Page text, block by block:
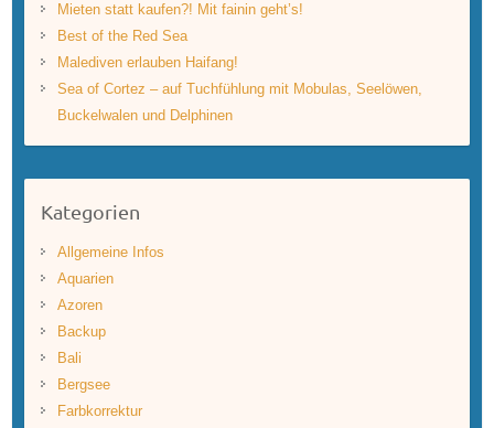
Mieten statt kaufen?! Mit fainin geht’s!
Best of the Red Sea
Malediven erlauben Haifang!
Sea of Cortez – auf Tuchfühlung mit Mobulas, Seelöwen,
Buckelwalen und Delphinen
Kategorien
Allgemeine Infos
Aquarien
Azoren
Backup
Bali
Bergsee
Farbkorrektur